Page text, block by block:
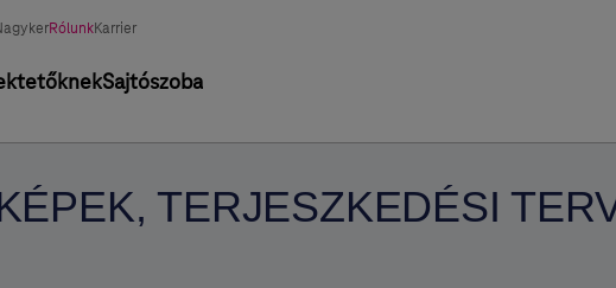
Kiválasztott
RólunkKarrier
Sajtószoba
TERJESZKEDÉSI